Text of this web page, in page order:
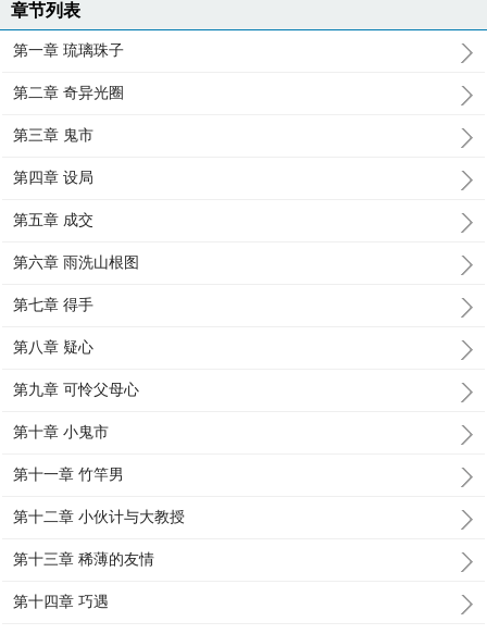
章节列表
第一章 琉璃珠子
第二章 奇异光圈
第三章 鬼市
第四章 设局
第五章 成交
第六章 雨洗山根图
第七章 得手
第八章 疑心
第九章 可怜父母心
第十章 小鬼市
第十一章 竹竿男
第十二章 小伙计与大教授
第十三章 稀薄的友情
第十四章 巧遇